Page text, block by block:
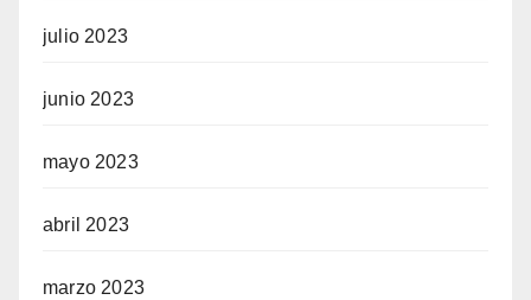
julio 2023
junio 2023
mayo 2023
abril 2023
marzo 2023